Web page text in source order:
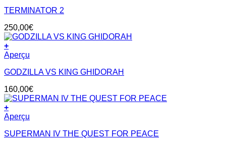
TERMINATOR 2
250,00€
+
Aperçu
GODZILLA VS KING GHIDORAH
160,00€
+
Aperçu
SUPERMAN IV THE QUEST FOR PEACE